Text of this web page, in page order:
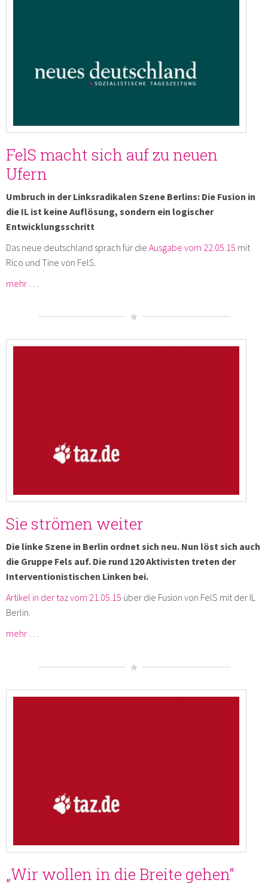
FelS macht sich auf zu neuen
Ufern
Umbruch in der Linksradikalen Szene Berlins: Die Fusion in
die IL ist keine Auflösung, sondern ein logischer
Entwicklungsschritt
Das neue deutschland sprach für die Ausgabe vom 22.05.15 mit
Rico und Tine von FelS.
mehr …
Sie strömen weiter
Die linke Szene in Berlin ordnet sich neu. Nun löst sich auch
die Gruppe Fels auf. Die rund 120 Aktivisten treten der
Interventionistischen Linken bei.
Artikel in der taz vom 21.05.15 über die Fusion von FelS mit der IL
Berlin.
mehr …
„Wir wollen in die Breite gehen“